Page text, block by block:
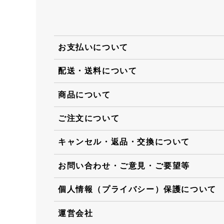
お支払いについて
配送・送料について
商品について
ご注文について
キャンセル・返品・交換について
お問い合わせ・ご意見・ご要望等
個人情報（プライバシー）保護について
運営会社